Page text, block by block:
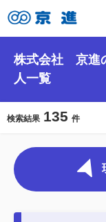
株式会社 京進
人一覧
検索結果 135 件